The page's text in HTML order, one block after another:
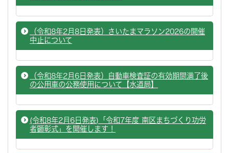
（令和8年2月8日発表）さいたまマラソン2026の開催
中止について
（令和8年2月6日発表）自動車検査証の有効期間満了後
の公用車の公務使用について【水道局】
(令和8年2月6日発表)「令和7年度 南区まちづくり功労
者顕彰式」を開催します！